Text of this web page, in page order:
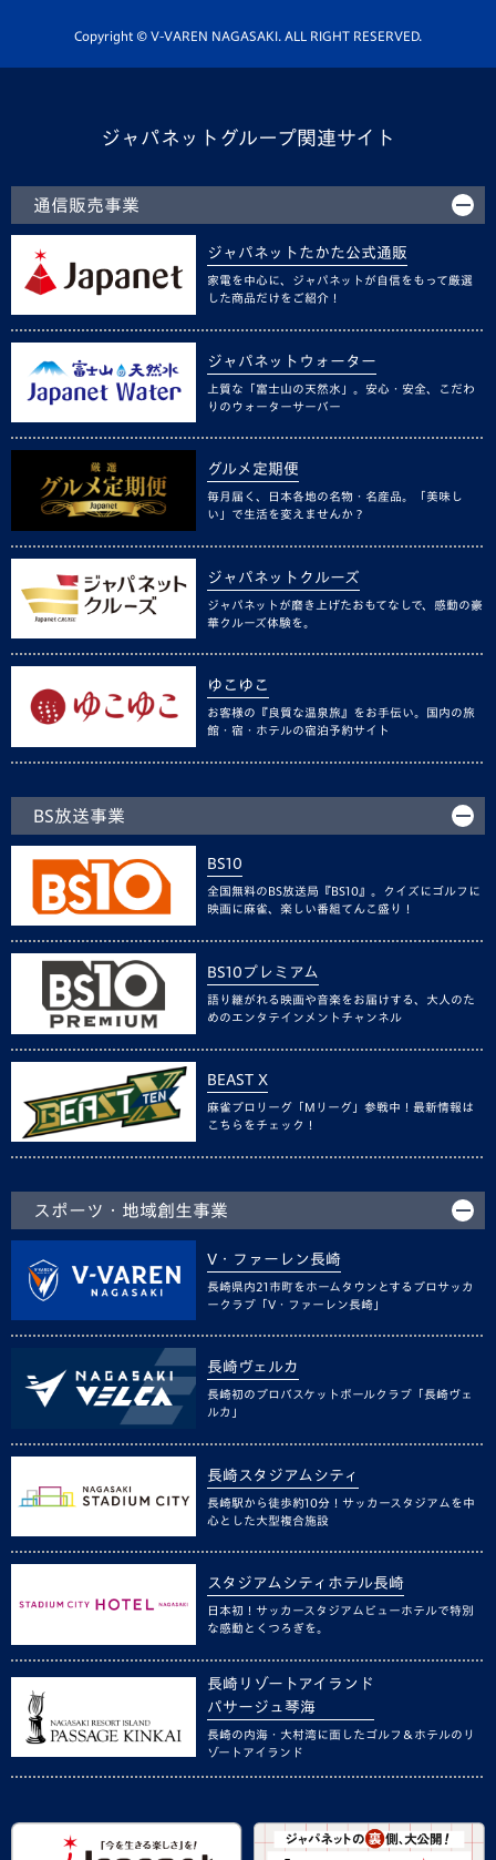
ホームタウン活動
Copyright © V-VAREN NAGASAKI. ALL RIGHT RESERVED.
ジャパネットグループ関連サイト
通信販売事業
ジャパネットたかた公式通販
家電を中心に、ジャパネットが自信をもって厳選
した商品だけをご紹介！
ジャパネットウォーター
上質な「富士山の天然水」。安心・安全、こだわ
りのウォーターサーバー
グルメ定期便
毎月届く、日本各地の名物・名産品。「美味し
い」で生活を変えませんか？
ジャパネットクルーズ
ジャパネットが磨き上げたおもてなしで、感動の豪
華クルーズ体験を。
ゆこゆこ
お客様の『良質な温泉旅』をお手伝い。国内の旅
館・宿・ホテルの宿泊予約サイト
BS放送事業
BS10
全国無料のBS放送局『BS10』。クイズにゴルフに
映画に麻雀、楽しい番組てんこ盛り！
BS10プレミアム
語り継がれる映画や音楽をお届けする、大人のた
めのエンタテインメントチャンネル
BEAST X
麻雀プロリーグ「Mリーグ」参戦中！最新情報は
こちらをチェック！
スポーツ・地域創生事業
V・ファーレン長崎
長崎県内21市町をホームタウンとするプロサッカ
ークラブ「V・ファーレン長崎」
長崎ヴェルカ
長崎初のプロバスケットボールクラブ「長崎ヴェ
ルカ」
長崎スタジアムシティ
長崎駅から徒歩約10分！サッカースタジアムを中
心とした大型複合施設
スタジアムシティホテル長崎
日本初！サッカースタジアムビューホテルで特別
な感動とくつろぎを。
長崎リゾートアイランド
パサージュ琴海
長崎の内海・大村湾に面したゴルフ＆ホテルのリ
ゾートアイランド